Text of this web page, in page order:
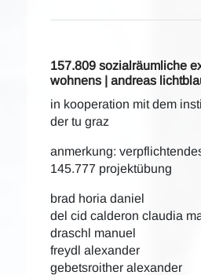
157.809 sozialräumliche
wohnens | andreas
in kooperation mit dem
der tu graz
anmerkung:
145.777 projektübung
brad horia daniel
del cid calderon claudia
draschl manuel
freydl alexander
gebetsroither alexander